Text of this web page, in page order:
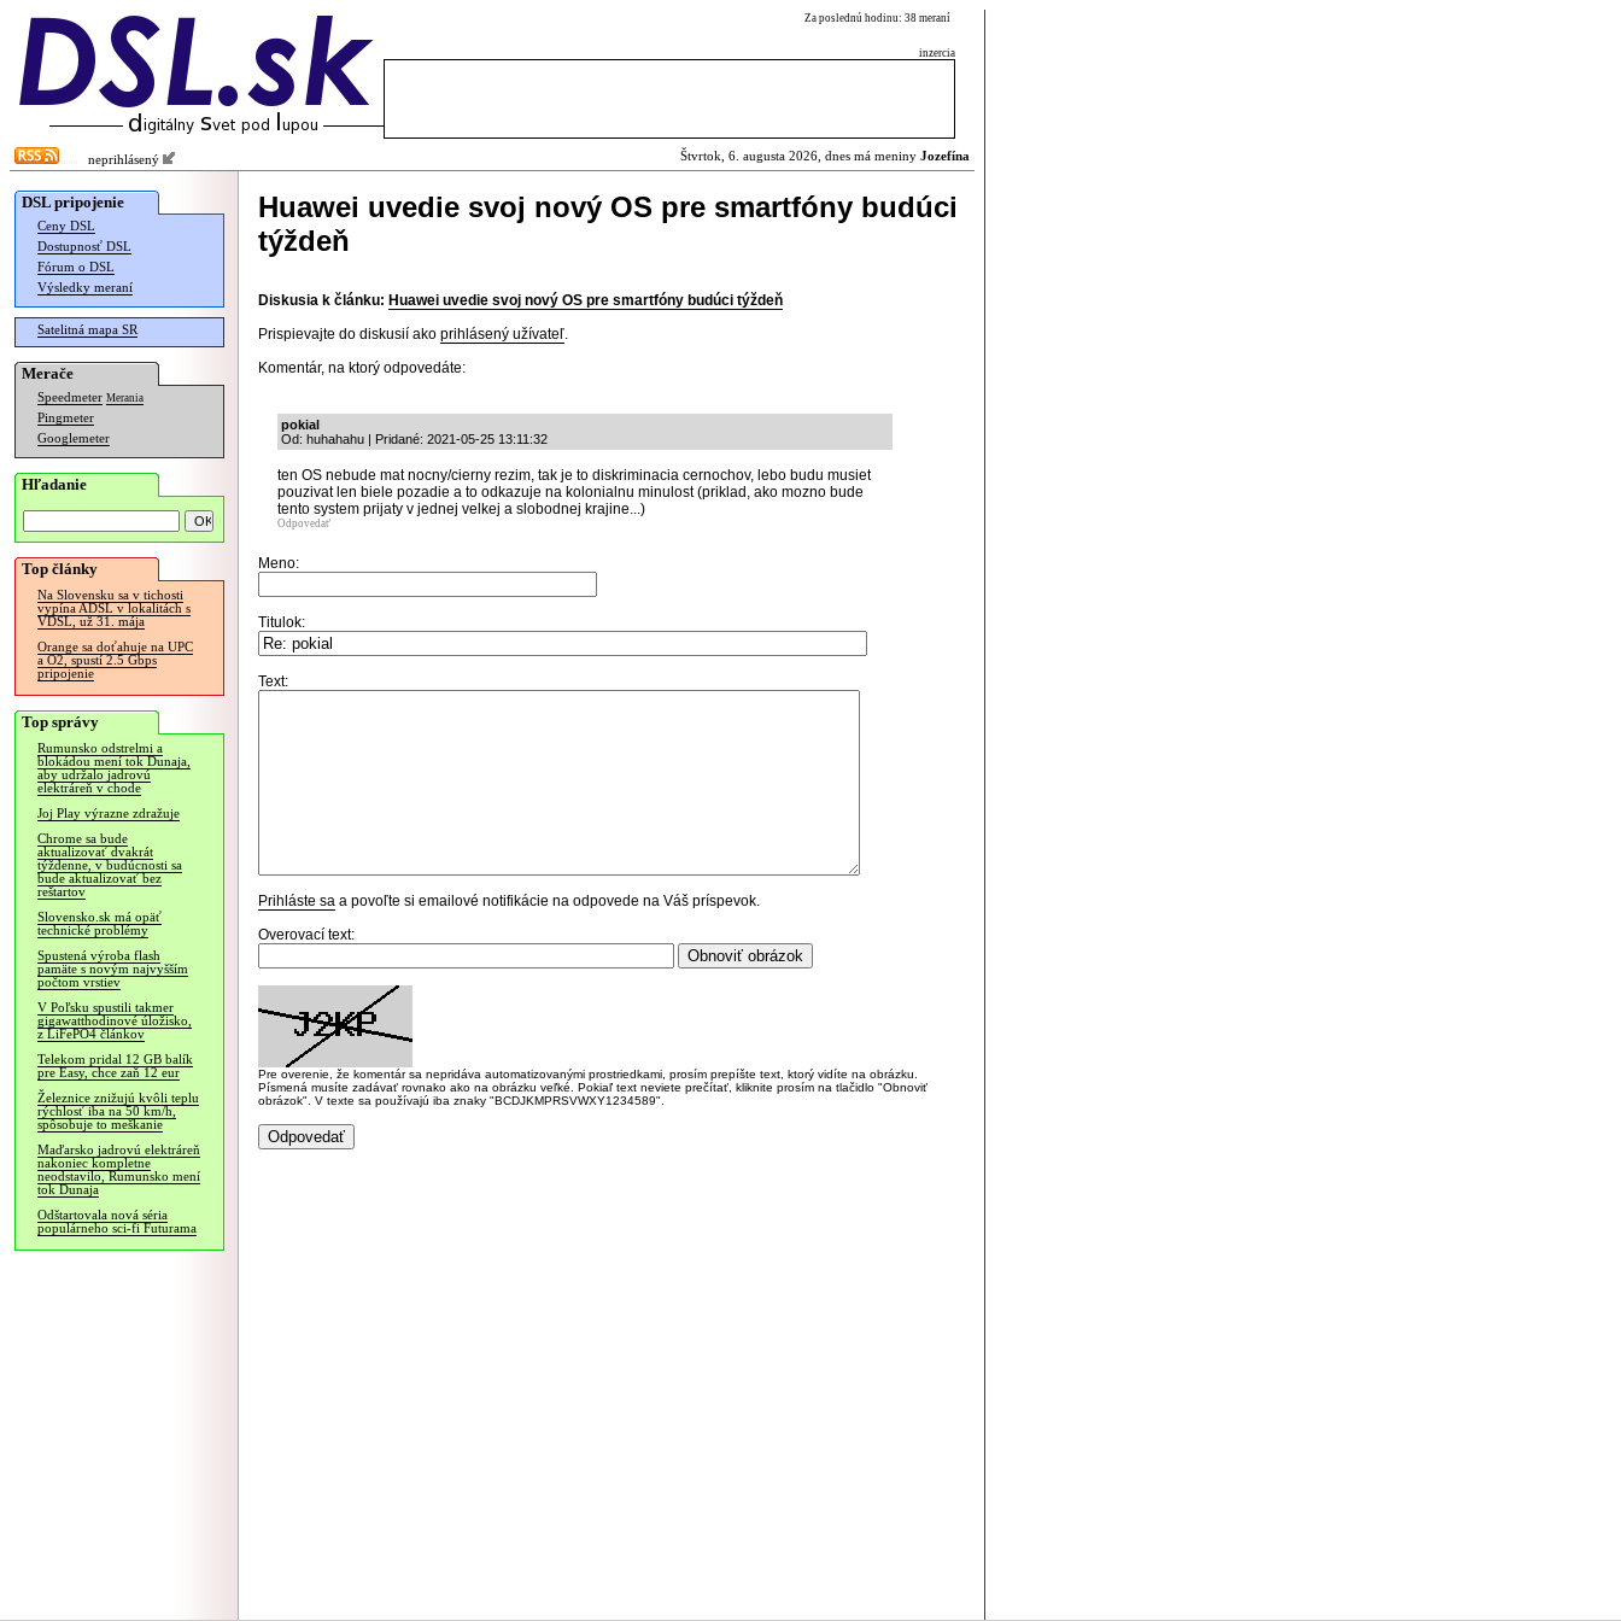
Za poslednú hodinu: 38 meraní
inzercia
neprihlásený Štvrtok, 6. augusta 2026, dnes má meniny Jozefína
DSL pripojenie
Ceny DSL
Dostupnosť DSL
Fórum o DSL
Výsledky meraní
Satelitná mapa SR
Merače
Speedmeter Merania
Pingmeter
Googlemeter
Hľadanie
Top články
Na Slovensku sa v tichosti
vypína ADSL v lokalitách s
VDSL, už 31. mája
Orange sa doťahuje na UPC
a O2, spustí 2.5 Gbps
pripojenie
Top správy
Rumunsko odstrelmi a
blokádou mení tok Dunaja,
aby udržalo jadrovú
elektráreň v chode
Joj Play výrazne zdražuje
Chrome sa bude
aktualizovať dvakrát
týždenne, v budúcnosti sa
bude aktualizovať bez
reštartov
Slovensko.sk má opäť
technické problémy
Spustená výroba flash
pamäte s novým najvyšším
počtom vrstiev
V Poľsku spustili takmer
gigawatthodinové úložisko,
z LiFePO4 článkov
Telekom pridal 12 GB balík
pre Easy, chce zaň 12 eur
Železnice znižujú kvôli teplu
rýchlosť iba na 50 km/h,
spôsobuje to meškanie
Maďarsko jadrovú elektráreň
nakoniec kompletne
neodstavilo, Rumunsko mení
tok Dunaja
Odštartovala nová séria
populárneho sci-fi Futurama
Huawei uvedie svoj nový OS pre smartfóny budúci
týždeň
Diskusia k článku: Huawei uvedie svoj nový OS pre smartfóny budúci týždeň
Prispievajte do diskusií ako prihlásený užívateľ.
Komentár, na ktorý odpovedáte:
pokial
Od: huhahahu | Pridané: 2021-05-25 13:11:32
ten OS nebude mat nocny/cierny rezim, tak je to diskriminacia cernochov, lebo budu musiet
pouzivat len biele pozadie a to odkazuje na kolonialnu minulost (priklad, ako mozno bude
tento system prijaty v jednej velkej a slobodnej krajine...)
Odpovedať
Meno:
Titulok:
Text:
Prihláste sa a povoľte si emailové notifikácie na odpovede na Váš príspevok.
Overovací text:
Pre overenie, že komentár sa nepridáva automatizovanými prostriedkami, prosím prepíšte text, ktorý vidíte na obrázku.
Písmená musíte zadávať rovnako ako na obrázku veľké. Pokiaľ text neviete prečítať, kliknite prosím na tlačidlo "Obnoviť
obrázok". V texte sa používajú iba znaky "BCDJKMPRSVWXY1234589".